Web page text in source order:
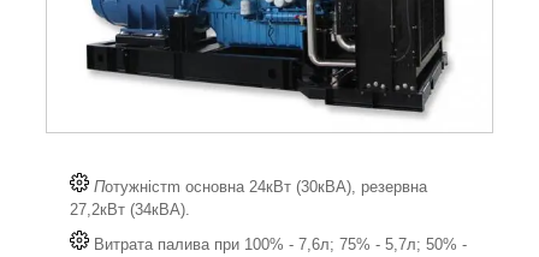
Потужністm основна 24кВт (30кВА), резервна
27,2кВт (34кВА).
Витрата палива при 100% - 7,6л; 75% - 5,7л; 50% -